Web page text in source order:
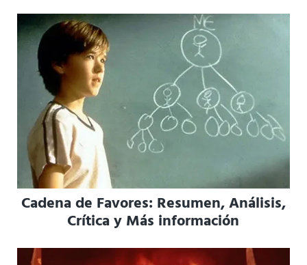
Cadena de Favores: Resumen, Análisis,
Crítica y Más información